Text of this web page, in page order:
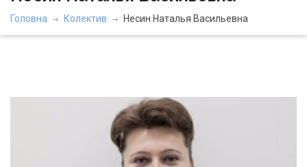
Головна Колектив Несин Наталья Васильевна